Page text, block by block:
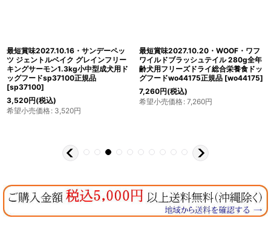
最短賞味2027.10.16・サンデーペッ
ツ ジェントルベイク グレインフリー
キングサーモン1.3kg小中型成犬用ド
ッグフードsp37100正規品
[sp37100]
3,520円(税込)
希望小売価格: 3,520円
最短賞味2027.10.20・WOOF・ワフ
ワイルドブラッシュテイル 280g全年
齢犬用フリーズドライ総合栄養食ドッ
グフードwo44175正規品 [wo44175]
7,260円(税込)
希望小売価格: 7,260円